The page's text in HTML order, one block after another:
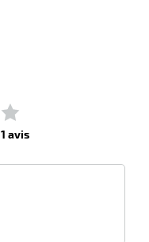
1 avis